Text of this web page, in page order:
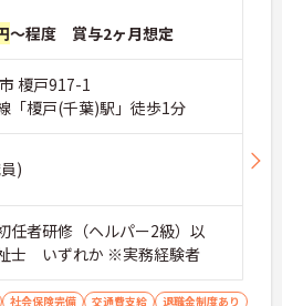
～程度 賞与2ヶ月想定
榎戸917-1
「榎戸(千葉)駅」徒歩1分
)
任者研修（ヘルパー2級）以
士 いずれか ※実務経験者
社会保険完備 交通費支給 退職金制度あり